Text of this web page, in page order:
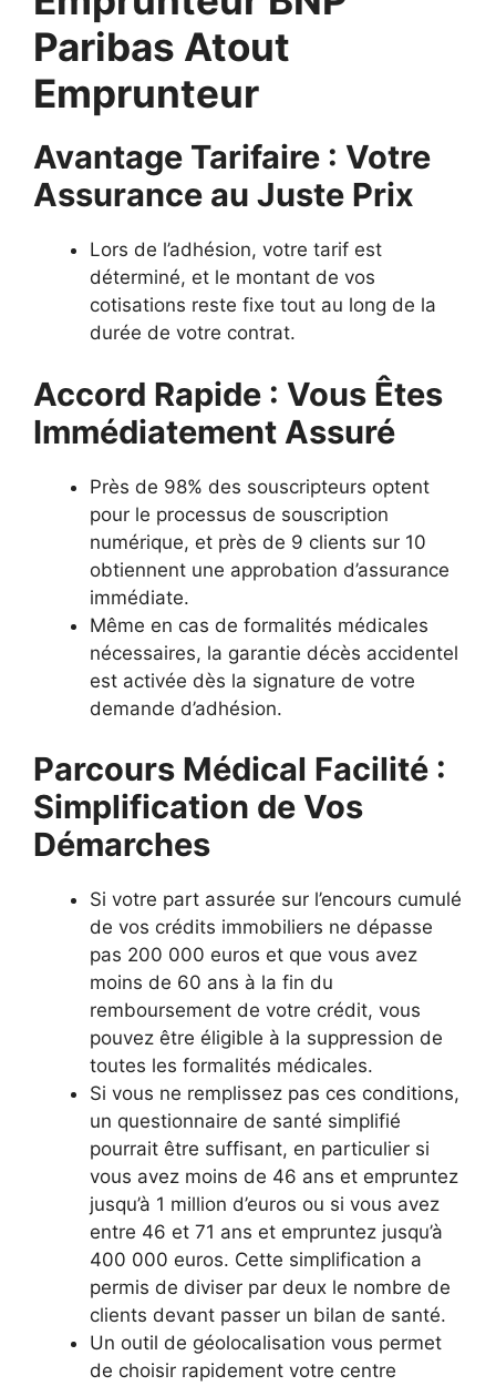
Paribas Atout
Emprunteur
Avantage Tarifaire : Votre
Assurance au Juste Prix
Lors de l’adhésion, votre tarif est
déterminé, et le montant de vos
cotisations reste fixe tout au long de la
durée de votre contrat.
Accord Rapide : Vous Êtes
Immédiatement Assuré
Près de 98% des souscripteurs optent
pour le processus de souscription
numérique, et près de 9 clients sur 10
obtiennent une approbation d’assurance
immédiate.
Même en cas de formalités médicales
nécessaires, la garantie décès accidentel
est activée dès la signature de votre
demande d’adhésion.
Parcours Médical Facilité :
Simplification de Vos
Démarches
Si votre part assurée sur l’encours cumulé
de vos crédits immobiliers ne dépasse
pas 200 000 euros et que vous avez
moins de 60 ans à la fin du
remboursement de votre crédit, vous
pouvez être éligible à la suppression de
toutes les formalités médicales.
Si vous ne remplissez pas ces conditions,
un questionnaire de santé simplifié
pourrait être suffisant, en particulier si
vous avez moins de 46 ans et empruntez
jusqu’à 1 million d’euros ou si vous avez
entre 46 et 71 ans et empruntez jusqu’à
400 000 euros. Cette simplification a
permis de diviser par deux le nombre de
clients devant passer un bilan de santé.
Un outil de géolocalisation vous permet
de choisir rapidement votre centre